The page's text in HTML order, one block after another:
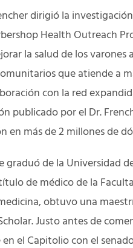
dirigió la
Health Outreach
la salud de los
que atiende a
con la red
publicado por el Dr.
en más de 2 millones de
graduó de la Universidad
de médico de la
obtuvo una
Justo antes de
el Capitolio con el